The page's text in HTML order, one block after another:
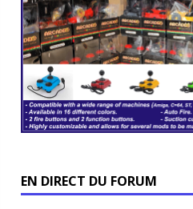
EN DIRECT DU FORUM